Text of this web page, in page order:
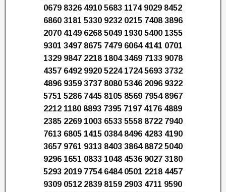
0679 8326 4910 5683 1174 9029 8452
6860 3181 5330 9232 0215 7408 3896
2070 4149 6268 5049 1930 5400 1355
9301 3497 8675 7479 6064 4141 0701
1329 9847 2218 1804 3469 7133 9078
4357 6492 9920 5224 1724 5693 3732
4896 9359 3737 8080 5346 2096 9322
5751 5286 7445 8105 8569 7954 8967
2212 1180 8893 7395 7197 4176 4889
2385 2269 1003 6533 5558 8722 7940
7613 6805 1415 0384 8496 4283 4190
3657 9761 9313 8403 3864 8872 5040
9296 1651 0833 1048 4536 9027 3180
5293 2019 7754 6484 0501 2218 4457
9309 0512 2839 8159 2903 4711 9590